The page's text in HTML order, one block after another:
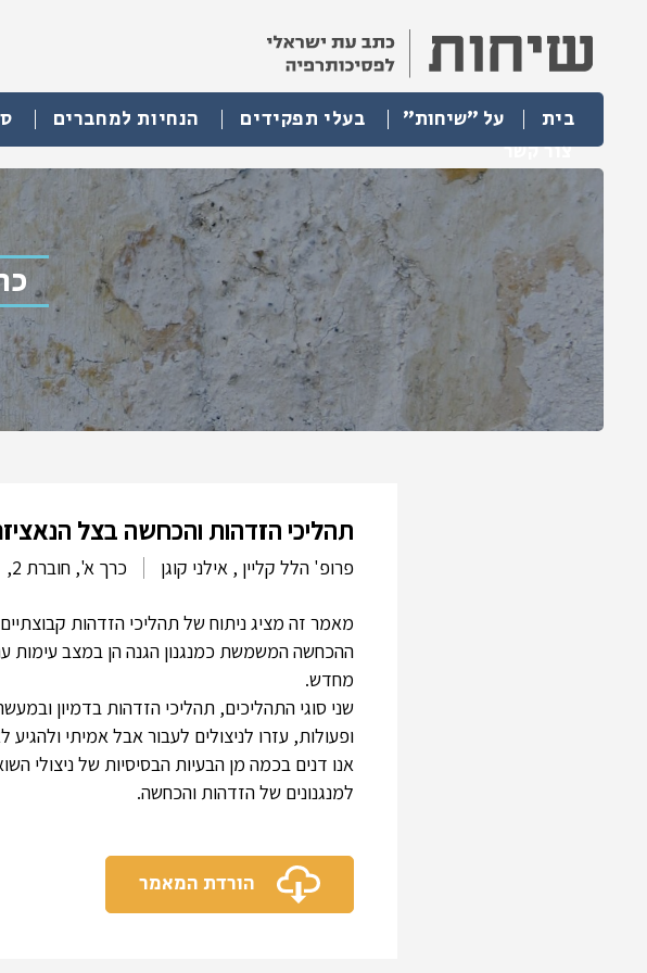
בית על "שיחות" בעלי תפקידים הנחיות למחברים
צור קשר
תהליכי הזדהות והכחשה בצל
פרופ' הלל קליין , אילני קוגן כרך א', חוברת 2,
מאמר זה מציג ניתוח של תהליכי הזדהות
ההכחשה המשמשת כמנגנון הגנה הן במצב עימות
מחדש.
שני סוגי התהליכים, תהליכי הזדהות בדמיון
ופעולות, עזרו לניצולים לעבור אבל אמיתי ולהגיע
אנו דנים בכמה מן הבעיות הבסיסיות של ניצולי
למנגנונים של הזדהות והכחשה.
הורדת המאמר